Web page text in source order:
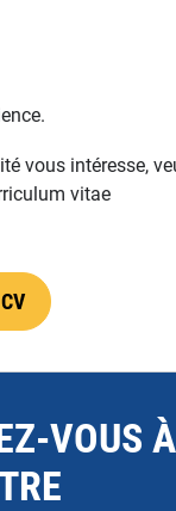
vous intéresse,
vitae
VOUS